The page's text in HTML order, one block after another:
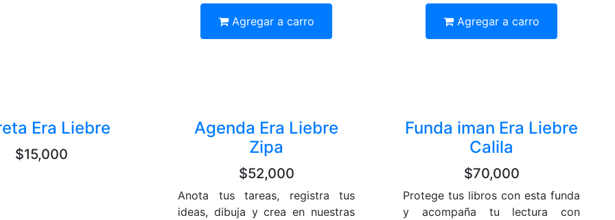
Agregar a carro Agregar a carro
Era Liebre
$15,000
Agenda Era Liebre
Zipa
$52,000
Anota tus tareas, registra tus
ideas, dibuja y crea en nuestras
Funda iman Era Liebre
Calila
$70,000
Protege tus libros con esta funda
y acompaña tu lectura con